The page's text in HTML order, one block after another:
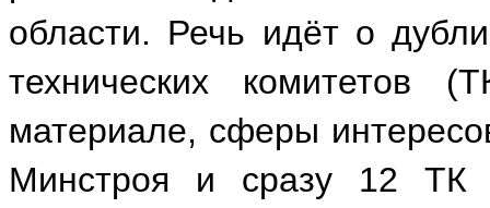
области. Речь идёт о
технических комитетов
материале, сферы
Минстроя и сразу 12 ТК